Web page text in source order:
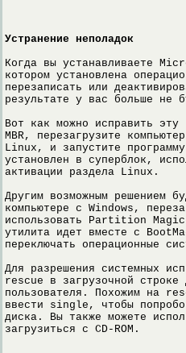
Устранение неполадок
Когда вы устанавливаете
котором установлена
перезаписать или
результате у вас больше не
Вот как можно исправить
MBR, перезагрузите
Linux, и запустите
установлен в суперблок,
активации раздела Linux.
Другим возможным решением
компьютере с Windows,
использовать Partition
утилита идет вместе с
переключать операционные
Для разрешения системных
rescue в загрузочной
пользователя. Похожим на
ввести single, чтобы
диска. Вы также можете
загрузиться с CD-ROM.